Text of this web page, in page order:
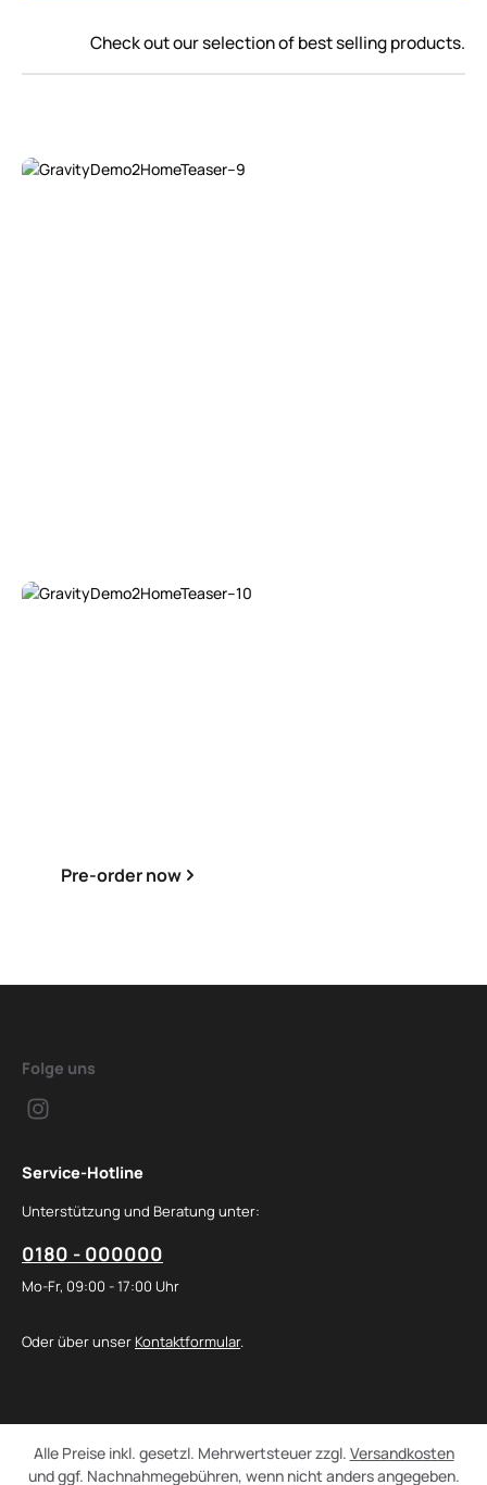
Check out our selection of best selling products.
Shop now
Pre-order now
Pre-order now
Folge uns
Service-Hotline
Unterstützung und Beratung unter:
0180 - 000000
Mo-Fr, 09:00 - 17:00 Uhr
Oder über unser Kontaktformular.
Alle Preise inkl. gesetzl. Mehrwertsteuer zzgl. Versandkosten
und ggf. Nachnahmegebühren, wenn nicht anders angegeben.